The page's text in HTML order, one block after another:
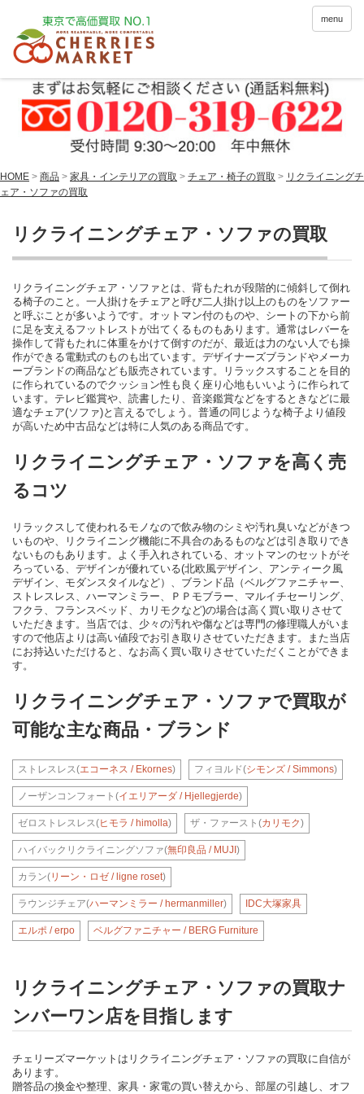
menu
HOME > 商品 > 家具・インテリアの買取 > チェア・椅子の買取 > リクライニングチ
ェア・ソファの買取
リクライニングチェア・ソファの買取
リクライニングチェア・ソファとは、背もたれが段階的に傾斜して倒れ
る椅子のこと。一人掛けをチェアと呼び二人掛け以上のものをソファー
と呼ぶことが多いようです。オットマン付のものや、シートの下から前
に足を支えるフットレストが出てくるものもあります。通常はレバーを
操作して背もたれに体重をかけて倒すのだが、最近は力のない人でも操
作ができる電動式のものも出ています。デザイナーズブランドやメーカ
ーブランドの商品なども販売されています。リラックスすることを目的
に作られているのでクッション性も良く座り心地もいいように作られて
います。テレビ鑑賞や、読書したり、音楽鑑賞などをするときなどに最
適なチェア(ソファ)と言えるでしょう。普通の同じような椅子より値段
が高いため中古品などは特に人気のある商品です。
リクライニングチェア・ソファを高く売
るコツ
リラックスして使われるモノなので飲み物のシミや汚れ臭いなどがきつ
いものや、リクライニング機能に不具合のあるものなどは引き取りでき
ないものもあります。よく手入れされている、オットマンのセットがそ
ろっている、デザインが優れている(北欧風デザイン、アンティーク風
デザイン、モダンスタイルなど）、ブランド品（ベルグファニチャー、
ストレスレス、ハーマンミラー、ＰＰモブラー、マルイチセーリング、
フクラ、フランスベッド、カリモクなど)の場合は高く買い取りさせて
いただきます。当店では、少々の汚れや傷などは専門の修理職人がいま
すので他店よりは高い値段でお引き取りさせていただきます。また当店
にお持込いただけると、なお高く買い取りさせていただくことができま
す。
リクライニングチェア・ソファで買取が
可能な主な商品・ブランド
ストレスレス(エコーネス / Ekornes) フィヨルド(シモンズ / Simmons)
ノーザンコンフォート(イエリアーダ / Hjellegjerde)
ゼロストレスレス(ヒモラ / himolla) ザ・ファースト(カリモク)
ハイバックリクライニングソファ(無印良品 / MUJI )
カラン(リーン・ロゼ / ligne roset)
ラウンジチェア(ハーマンミラー / hermanmiller) IDC大塚家具
エルポ / erpo ベルグファニチャー / BERG Furniture
リクライニングチェア・ソファの買取ナ
ンバーワン店を目指します
チェリーズマーケットはリクライニングチェア・ソファの買取に自信が
あります。
贈答品の換金や整理、家具・家電の買い替えから、部屋の引越し、オフ